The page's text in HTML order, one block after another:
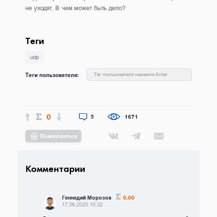
не уходят. В чем может быть дело?
Теги
udp
Теги пользователя: Тег пользователя нажмите Enter
0 5 1671
Пожаловаться
Комментарии
Геннадий Морозов 0.00
17.06.2020 10:32